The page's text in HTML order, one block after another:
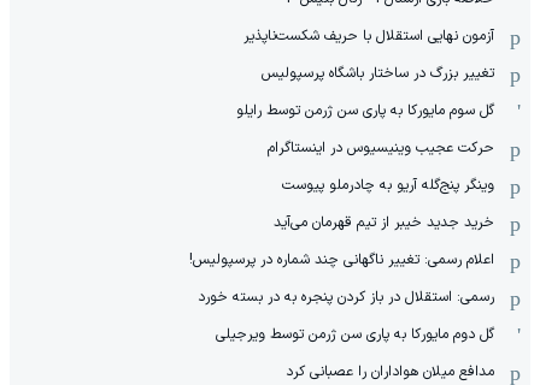
آزمون نهایی استقلال با حریف شکست‌ناپذیر
تغییر بزرگ در ساختار باشگاه پرسپولیس
گل سوم مایورکا به پاری سن ژرمن توسط رایلو
حرکت عجیب وینیسیوس در اینستاگرام
وینگر پنج‌گله آریو به چادرملو پیوست
خرید جدید خیبر از تیم قهرمان می‌آید
اعلام رسمی: تغییر ناگهانی چند شماره در پرسپولیس!
رسمی: استقلال در باز کردن پنجره به در بسته خورد
گل دوم مایورکا به پاری سن ژرمن توسط ویرجیلی
مدافع میلان هواداران را عصبانی کرد